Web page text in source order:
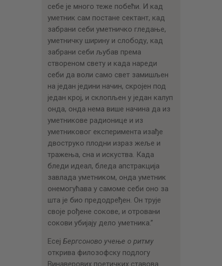
себе је много теже побећи. И кад
уметник сам постане сектант, кад
забрани себи уметничко гледање,
уметничку ширину и слободу, кад
забрани себи љубав према
створеном свету и када нареди
себи да воли само свет замишљен
на један једини начин, скројен под
један крој, и склопљен у један калуп
онда, онда нема више начина да из
уметникове радионице и из
уметниковог експеримента изађе
двоструко плодни израз жеље и
тражења, сна и искуства. Када
бледи идеал, бледа апстракција
завлада уметником, онда уметник
онемогућава у самоме себи оно за
шта је био предодређен. Он трује
своје рођене сокове, и отровани
сокови убијају дело уметника.”
Есеј Бергсоново учење о ритму
открива филозофску подлогу